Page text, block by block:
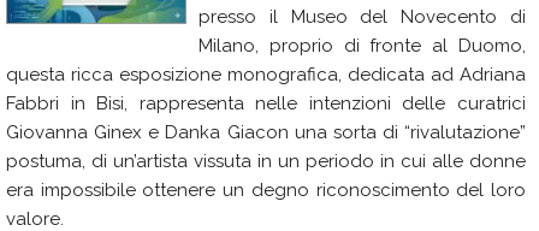
presso il Museo del Novecento di
Milano, proprio di fronte al Duomo,
questa ricca esposizione monografica, dedicata ad Adriana
Fabbri in Bisi, rappresenta nelle intenzioni delle curatrici
Giovanna Ginex e Danka Giacon una sorta di “rivalutazione”
postuma, di un’artista vissuta in un periodo in cui alle donne
era impossibile ottenere un degno riconoscimento del loro
valore.